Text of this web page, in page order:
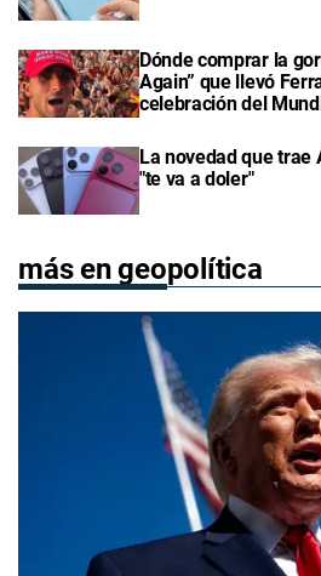
Dónde comprar la
Again” que llevó
celebración del
La novedad que trae
"te va a doler"
más en geopolítica